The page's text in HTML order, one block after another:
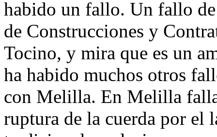
habido un fallo. Un fallo
de Construcciones y
Tocino, y mira que es un
ha habido muchos otros
con Melilla. En Melilla
ruptura de la cuerda por el